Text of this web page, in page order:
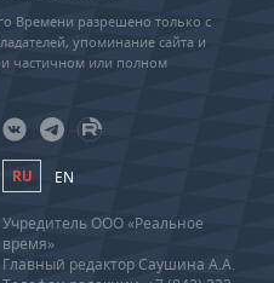
Времени разрешено только с
упоминание сайта и
частичном или полном
RU EN
Учредитель ООО «Реальное
время»
Главный редактор Саушина А.А.